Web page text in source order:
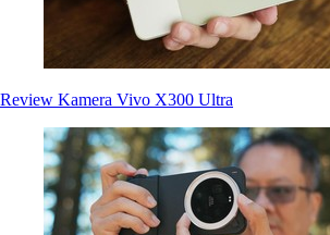
Review Kamera Vivo X300 Ultra